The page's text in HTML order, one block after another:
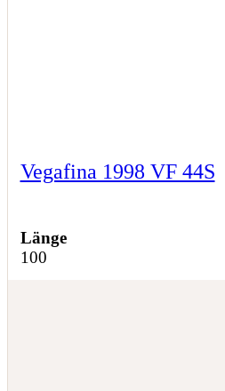
Vegafina 1998 VF 44S
Länge
100